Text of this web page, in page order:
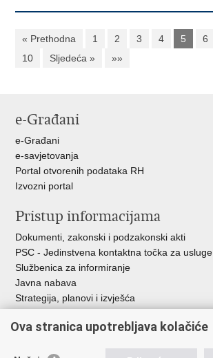
« Prethodna 1 2 3 4 5 6
10
Sljedeća » »»
e-Građani
e-Građani
e-savjetovanja
Portal otvorenih podataka RH
Izvozni portal
Pristup informacijama
Dokumenti, zakonski i podzakonski akti
PSC - Jedinstvena kontaktna točka za usluge
Službenica za informiranje
Javna nabava
Strategija, planovi i izvješća
Ova stranica upotrebljava kolačiće